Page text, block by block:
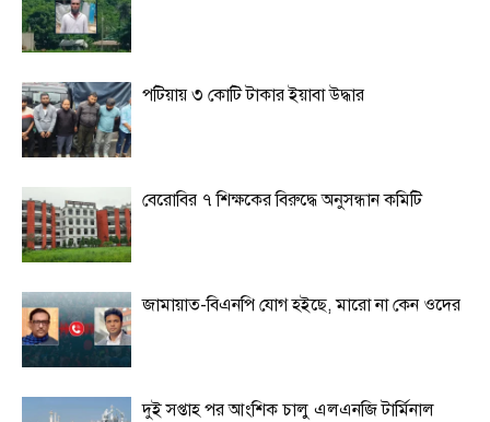
পটিয়ায় ৩ কোটি টাকার ইয়াবা উদ্ধার
বেরোবির ৭ শিক্ষকের বিরুদ্ধে অনুসন্ধান কমিটি
জামায়াত-বিএনপি যোগ হইছে, মারো না কেন ওদের
দুই সপ্তাহ পর আংশিক চালু এলএনজি টার্মিনাল